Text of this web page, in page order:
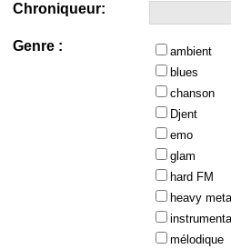
Chroniqueur:
Genre :
ambient
blues
chanson
Djent
emo
glam
hard FM
heavy
mélodique